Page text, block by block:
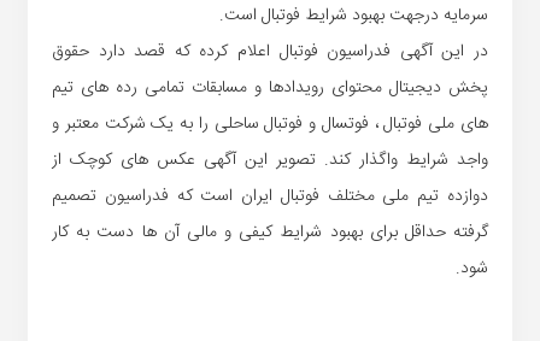
سرمایه درجهت بهبود شرایط فوتبال است.
در این آگهی فدراسیون فوتبال اعلام کرده که قصد دارد حقوق
پخش دیجیتال محتوای رویدادها و مسابقات تمامی رده های تیم
های ملی فوتبال ، فوتسال و فوتبال ساحلی را به یک شرکت معتبر و
واجد شرایط واگذار کند. تصویر این آگهی عکس های کوچک از
دوازده تیم ملی مختلف فوتبال ایران است که فدراسیون تصمیم
گرفته حداقل برای بهبود شرایط کیفی و مالی آن ها دست به کار
شود.